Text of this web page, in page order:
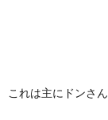
これは主にドンさ